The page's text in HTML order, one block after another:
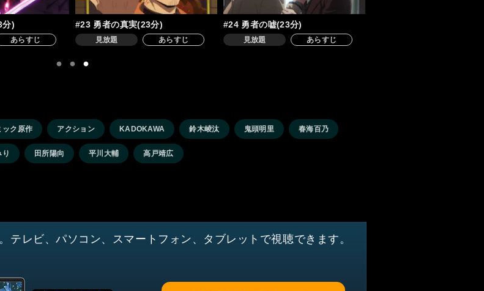
分)
あらすじ
#23 勇者の真実(23分)
見放題 あらすじ
#24 勇者の嘘(23分)
見放題 あらすじ
ック原作 アクション KADOKAWA 鈴木崚汰 鬼頭明里 春海百乃
田所陽向 平川大輔 高戸靖広
テレビ、パソコン、スマートフォン、タブレットで視聴できます。